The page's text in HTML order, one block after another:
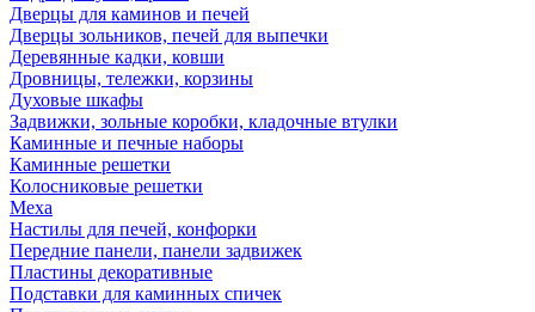
Дверцы для каминов и печей
Дверцы зольников, печей для выпечки
Деревянные кадки, ковши
Дровницы, тележки, корзины
Духовые шкафы
Задвижки, зольные коробки, кладочные втулки
Каминные и печные наборы
Каминные решетки
Колосниковые решетки
Меха
Настилы для печей, конфорки
Передние панели, панели задвижек
Пластины декоративные
Подставки для каминных спичек